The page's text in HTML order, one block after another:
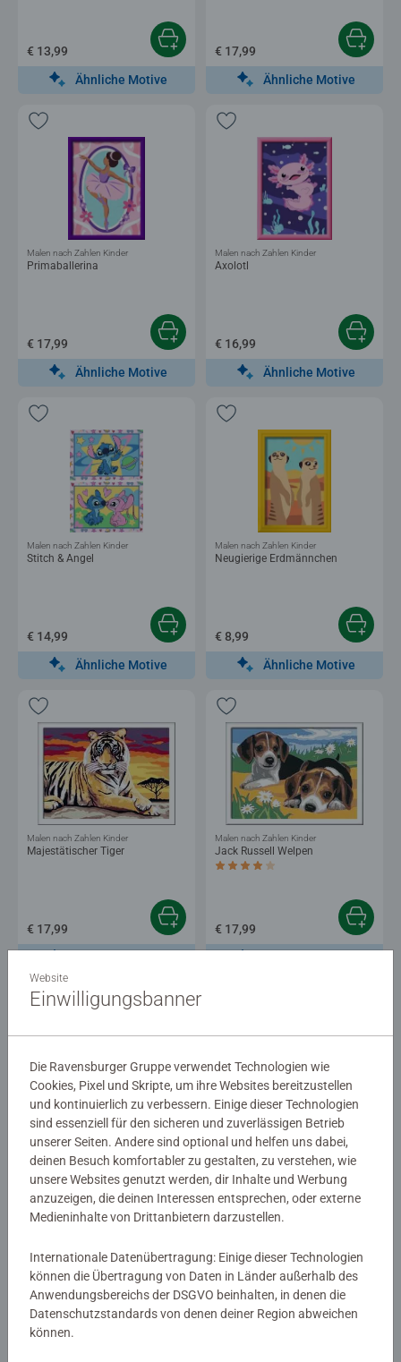
€ 13,99
Ähnliche Motive
€ 17,99
Ähnliche Motive
Primaballerina
Malen nach Zahlen Kinder
€ 17,99
Ähnliche Motive
Axolotl
Malen nach Zahlen Kinder
€ 16,99
Ähnliche Motive
Stitch & Angel
Malen nach Zahlen Kinder
€ 14,99
Ähnliche Motive
Neugierige Erdmännchen
Malen nach Zahlen Kinder
€ 8,99
Ähnliche Motive
Majestätischer Tiger
Malen nach Zahlen Kinder
€ 17,99
Jack Russell Welpen
Durchschnittliche Bewertung 4,0 von 5
Malen nach Zahlen Kinder
€ 17,99
Bezaubernde Meerjungfrauen
Malen nach Zahlen Kinder
€ 14,99
Ähnliche Motive
Bunte Einhornwelt
Durchschnittliche Bewertung 5,0 von 5
Malen nach Zahlen Kinder
€ 14,99
Ähnliche Motive
Website
Einwilligungsbanner
Die Ravensburger Gruppe verwendet Technologien wie
Cookies, Pixel und Skripte, um ihre Websites bereitzustellen
und kontinuierlich zu verbessern. Einige dieser Technologien
sind essenziell für den sicheren und zuverlässigen Betrieb
unserer Seiten. Andere sind optional und helfen uns dabei,
deinen Besuch komfortabler zu gestalten, zu verstehen, wie
unsere Websites genutzt werden, dir Inhalte und Werbung
anzuzeigen, die deinen Interessen entsprechen, oder externe
Medieninhalte von Drittanbietern darzustellen.
Internationale Datenübertragung: Einige dieser Technologien
können die Übertragung von Daten in Länder außerhalb des
Anwendungsbereichs der DSGVO beinhalten, in denen die
Datenschutzstandards von denen deiner Region abweichen
können.